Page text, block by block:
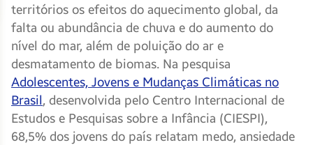
territórios os efeitos do aquecimento global, da
falta ou abundância de chuva e do aumento do
nível do mar, além de poluição do ar e
desmatamento de biomas. Na pesquisa
Adolescentes, Jovens e Mudanças Climáticas no
Brasil, desenvolvida pelo Centro Internacional de
Estudos e Pesquisas sobre a Infância (CIESPI),
68,5% dos jovens do país relatam medo, ansiedade